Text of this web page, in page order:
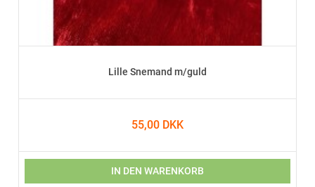
Lille Snemand m/guld
55,00 DKK
IN DEN WARENKORB